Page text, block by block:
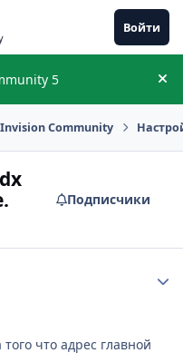
Войти
5
Community
Подписчики
что адрес главной